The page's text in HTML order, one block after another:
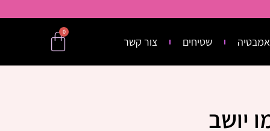
שטיחים צור קשר
0